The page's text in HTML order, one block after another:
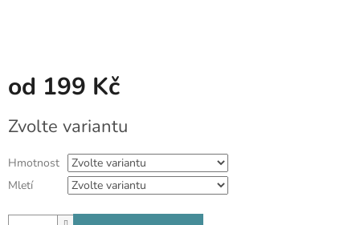
od 199 Kč
cena:
Zvolte variantu
Hmotnost
Mletí